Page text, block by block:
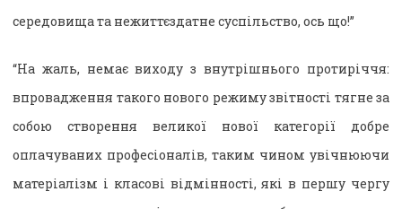
середовища та нежиттєздатне суспільство, ось що!”
“На жаль, немає виходу з внутрішнього протиріччя:
впровадження такого нового режиму звітності тягне за
собою створення великої нової категорії добре
оплачуваних професіоналів, таким чином увічнюючи
матеріалізм і класові відмінності, які в першу чергу